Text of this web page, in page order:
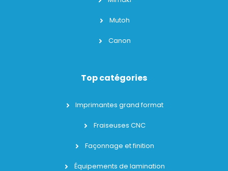
Mutoh
Canon
Top catégories
Imprimantes grand format
Fraiseuses CNC
Façonnage et finition
Équipements de lamination